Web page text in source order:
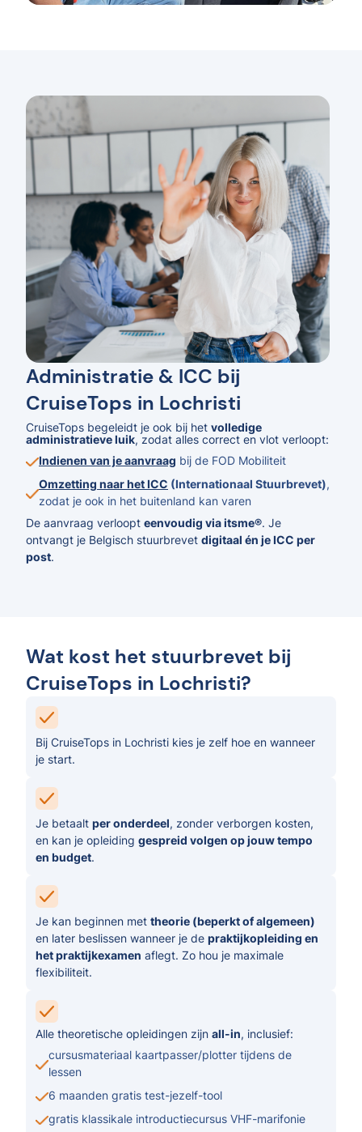
Administratie & ICC bij
CruiseTops in Lochristi
CruiseTops begeleidt je ook bij het volledige
administratieve luik, zodat alles correct en vlot verloopt:
Indienen van je aanvraag bij de FOD Mobiliteit
Omzetting naar het ICC (Internationaal Stuurbrevet),
zodat je ook in het buitenland kan varen
De aanvraag verloopt eenvoudig via itsme®. Je
ontvangt je Belgisch stuurbrevet digitaal én je ICC per
post.
Wat kost het stuurbrevet bij
CruiseTops in Lochristi?
Bij CruiseTops in Lochristi kies je zelf hoe en wanneer
je start.
Je betaalt per onderdeel, zonder verborgen kosten,
en kan je opleiding gespreid volgen op jouw tempo
en budget.
Je kan beginnen met theorie (beperkt of algemeen)
en later beslissen wanneer je de praktijkopleiding en
het praktijkexamen aflegt. Zo hou je maximale
flexibiliteit.
Alle theoretische opleidingen zijn all-in, inclusief:
cursusmateriaal kaartpasser/plotter tijdens de
lessen
6 maanden gratis test-jezelf-tool
gratis klassikale introductiecursus VHF-marifonie